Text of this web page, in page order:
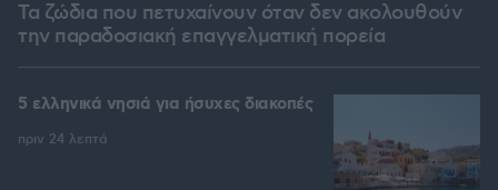
Τα ζώδια που πετυχαίνουν όταν δεν ακολουθούν
την παραδοσιακή επαγγελματική πορεία
5 ελληνικά νησιά για ήσυχες διακοπές
πριν 24 λεπτά